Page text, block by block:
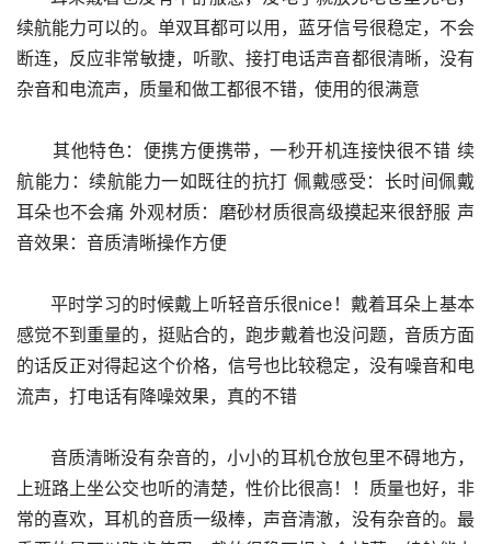
续航能力可以的。单双耳都可以用，蓝牙信号很稳定，不会
断连，反应非常敏捷，听歌、接打电话声音都很清晰，没有
杂音和电流声，质量和做工都很不错，使用的很满意
航能力：续航能力一如既往的抗打 佩戴感受：长时间佩戴
耳朵也不会痛 外观材质：磨砂材质很高级摸起来很舒服 声
音效果：音质清晰操作方便
      平时学习的时候戴上听轻音乐很nice！戴着耳朵上基本
感觉不到重量的，挺贴合的，跑步戴着也没问题，音质方面
的话反正对得起这个价格，信号也比较稳定，没有噪音和电
流声，打电话有降噪效果，真的不错
上班路上坐公交也听的清楚，性价比很高！！质量也好，非
常的喜欢，耳机的音质一级棒，声音清澈，没有杂音的。最